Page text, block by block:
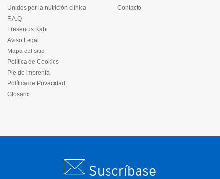
Unidos por la nutrición clínica
F.A.Q
Fresenius Kabi
Aviso Legal
Mapa del sitio
Política de Cookies
Pie de imprenta
Política de Privacidad
Glosario
Contacto
Suscríbase